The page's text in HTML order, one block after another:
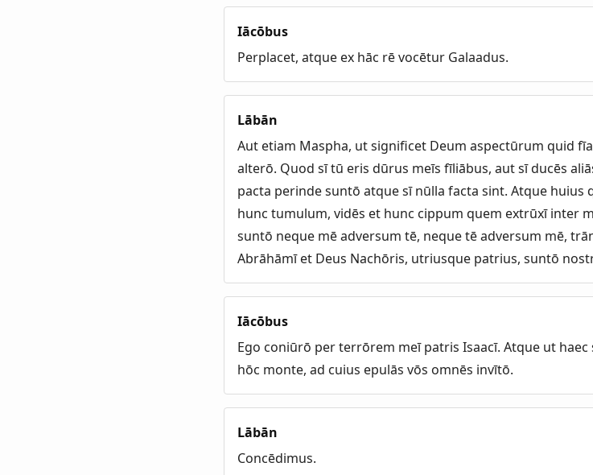
Iācōbus
Perplacet, atque ex hāc rē vocētur Galaadus.
Lābān
Aut etiam Maspha, ut significet Deum aspectūrum quid
alterō. Quod sī tū eris dūrus meīs fīliābus, aut sī ducēs
pacta perinde suntō atque sī nūlla facta sint. Atque huius
hunc tumulum, vidēs et hunc cippum quem extrūxī inter
suntō neque mē adversum tē, neque tē adversum mē,
Abrāhāmī et Deus Nachōris, utriusque patrius, suntō
Iācōbus
Ego coniūrō per terrōrem meī patris Isaacī. Atque ut
hōc monte, ad cuius epulās vōs omnēs invītō.
Lābān
Concēdimus.